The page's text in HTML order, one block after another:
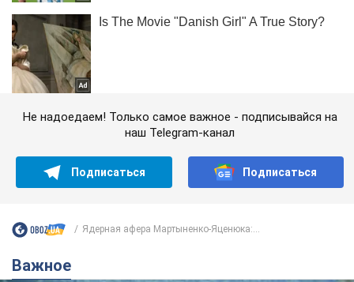
Не надоедаем! Только самое важное - подписывайся на
наш Telegram-канал
Подписаться Подписаться
Ядерная афера Мартыненко-Яценюка:...
Важное